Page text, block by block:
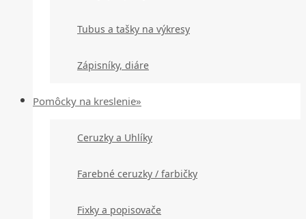
Tubus a tašky na výkresy
Zápisníky, diáre
Pomôcky na kreslenie»
Ceruzky a Uhlíky
Farebné ceruzky / farbičky
Fixky a popisovače